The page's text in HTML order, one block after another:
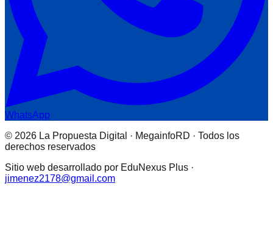
WhatsApp
© 2026 La Propuesta Digital · MegainfoRD · Todos los
derechos reservados
Sitio web desarrollado por EduNexus Plus ·
jimenez2178@gmail.com